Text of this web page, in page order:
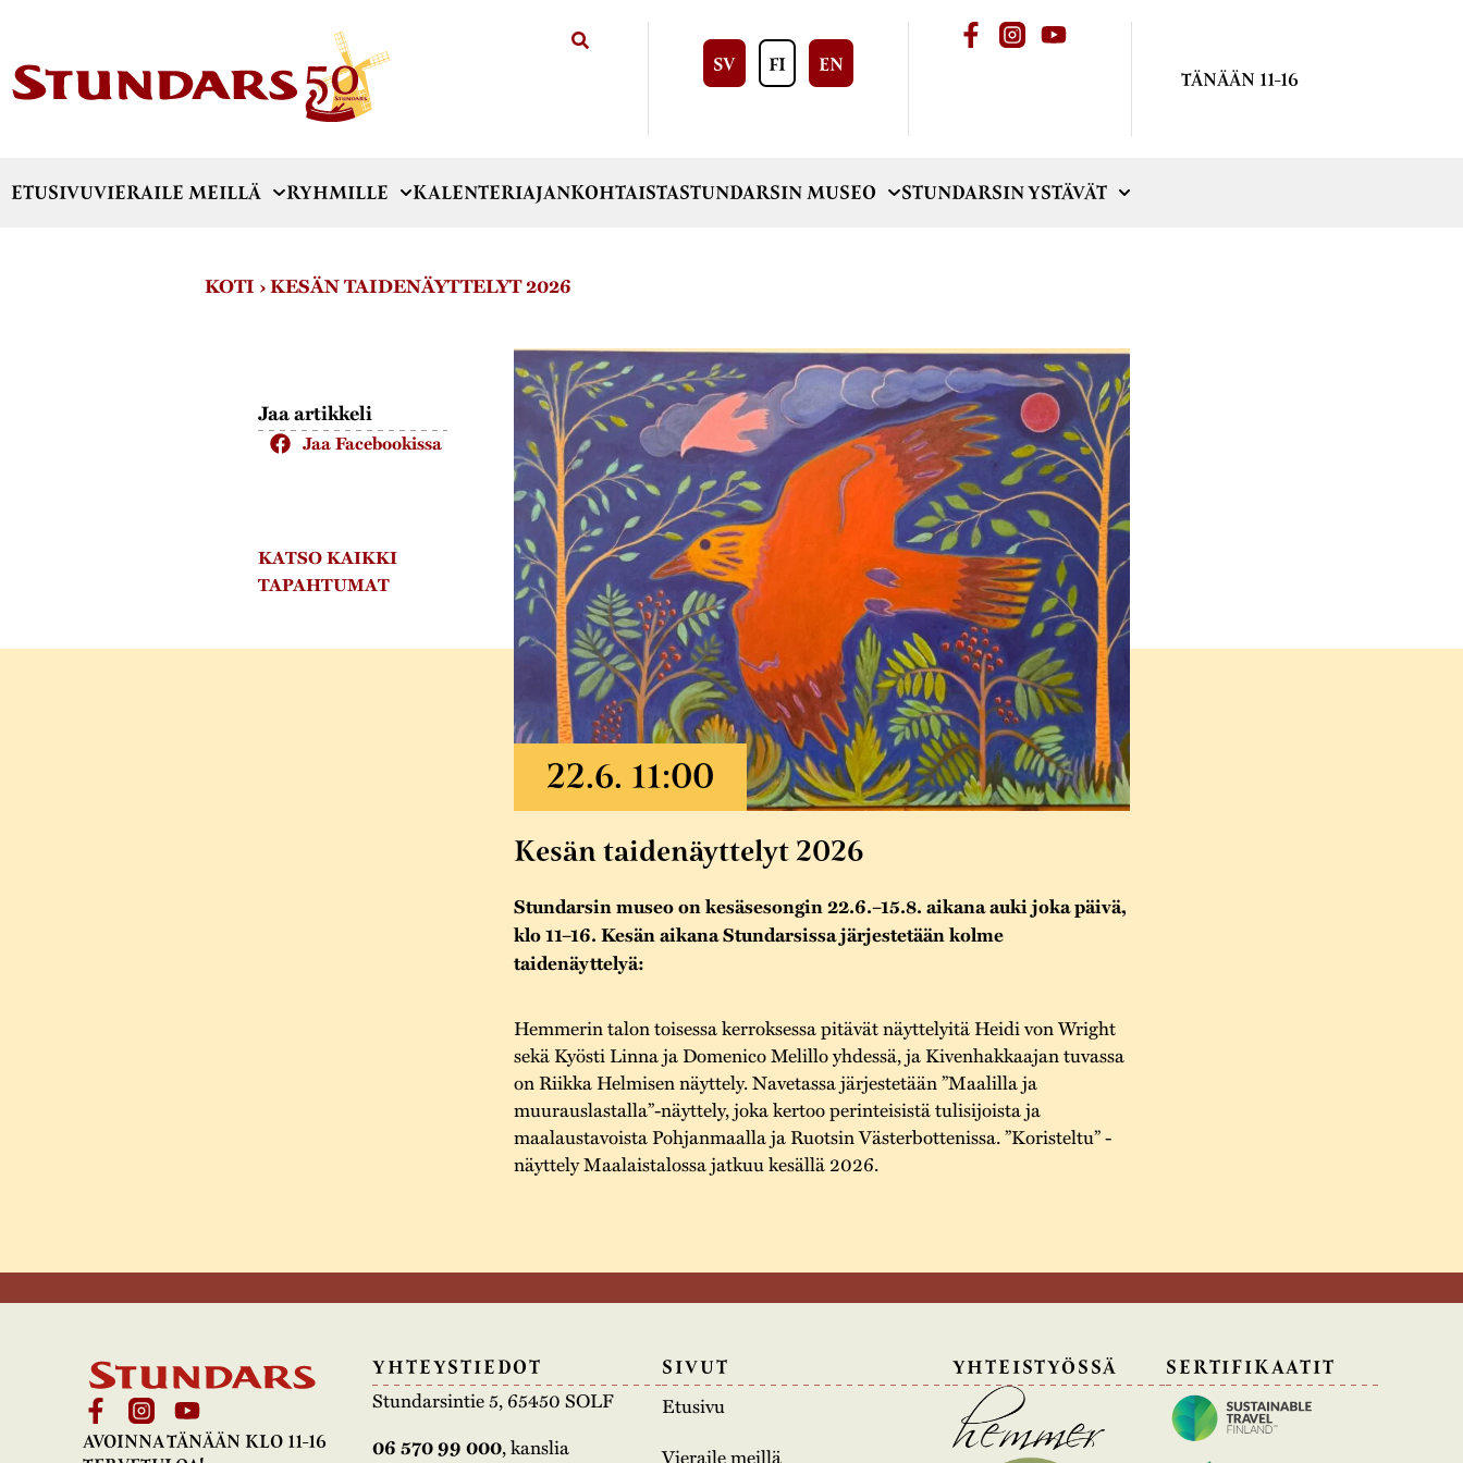
SV FI EN
TÄNÄÄN 11-16
ETUSIVUVIERAILE MEILLÄ RYHMILLE KALENTERIAJANKOHTAISTASTUNDARSIN MUSEO STUNDARSIN YSTÄVÄT
KOTI ›KESÄN TAIDENÄYTTELYT 2026
Jaa artikkeli
Jaa Facebookissa
KATSO KAIKKI
TAPAHTUMAT
Kesän taidenäyttelyt 2026
Stundarsin museo on kesäsesongin 22.6.–15.8. aikana auki joka päivä,
klo 11–16. Kesän aikana Stundarsissa järjestetään kolme
taidenäyttelyä:
Hemmerin talon toisessa kerroksessa pitävät näyttelyitä Heidi von Wright
sekä Kyösti Linna ja Domenico Melillo yhdessä, ja Kivenhakkaajan tuvassa
on Riikka Helmisen näyttely. Navetassa järjestetään ”Maalilla ja
muurauslastalla”-näyttely, joka kertoo perinteisistä tulisijoista ja
maalaustavoista Pohjanmaalla ja Ruotsin Västerbottenissa. ”Koristeltu” -
näyttely Maalaistalossa jatkuu kesällä 2026.
AVOINNA TÄNÄÄN KLO 11-16
YHTEYSTIEDOT
Stundarsintie 5, 65450 SOLF
06 570 99 000, kanslia
SIVUT
Etusivu
Vieraile meillä
YHTEISTYÖSSÄ SERTIFIKAATIT